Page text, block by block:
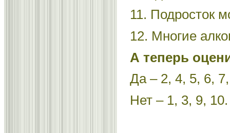
11. Подросток
12. Многие
А теперь
Да – 2, 4, 5, 6,
Нет – 1, 3, 9, 10.